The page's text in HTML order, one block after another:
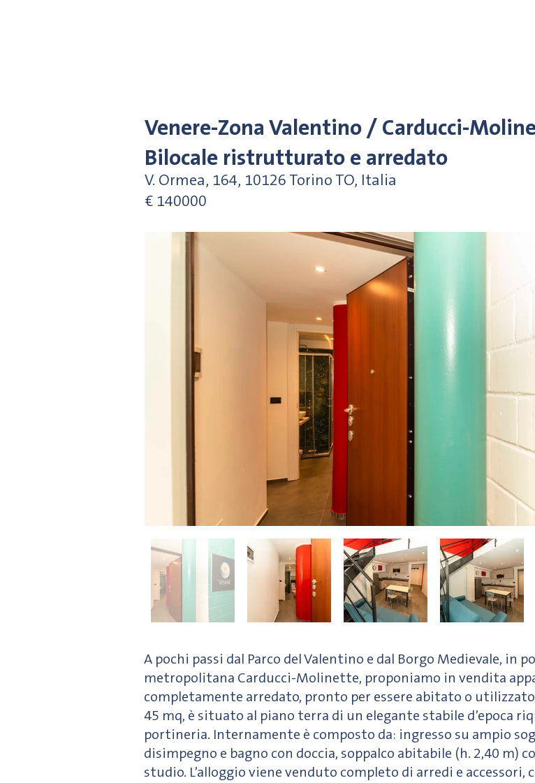
Venere-Zona Valentino / Carducci-
Bilocale ristrutturato e arredato
V. Ormea, 164, 10126 Torino TO, Italia
140000
€
A pochi passi dal Parco del Valentino e dal Borgo Medievale, in
metropolitana Carducci-Molinette, proponiamo in vendita
completamente arredato, pronto per essere abitato o
45 mq, è situato al piano terra di un elegante stabile d’epoca
portineria. Internamente è composto da: ingresso su ampio
disimpegno e bagno con doccia, soppalco abitabile (h. 2,40 m)
studio. L’alloggio viene venduto completo di arredi e